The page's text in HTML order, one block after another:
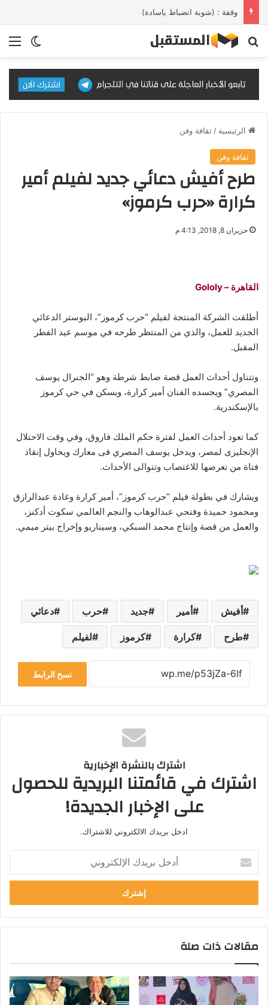
وقفة : (شوية انضباط ياسادة)
الوضع بحث عن
الرئيسية / ثقافة وفن
ثقافة وفن
طرح أفيش دعائي جديد لفيلم أمير
كرارة «حرب كرموز»
حزيران 8, 2018, 4:13 م
القاهرة – Gololy
أطلقت الشركة المنتجة لفيلم “حرب كرموز”، البوستر الدعائي
الجديد للعمل، والذي من المنتظر طرحه في موسم عيد الفطر
المقبل.
وتتناول أحداث العمل قصة ضابط شرطة وهو “الجنرال يوسف
المصري” ويجسده الفنان أمير كرارة، ويسكن في حي كرموز
بالإسكندرية.
كما تعود أحداث العمل لفترة حكم الملك فاروق، وفي وقت الاحتلال
الإنجليزى لمصر، ويدخل يوسف المصري فى معارك ويحاول إنقاذ
فتاة من تعرضها للاغتصاب وتتوالى الأحداث.
ويشارك في بطولة فيلم “حرب كرموز”، أمير كرارة وغادة عبدالرازق
ومحمود حميدة وفتحي عبدالوهاب والنجم العالمي سكوت أدكنز،
والعمل من قصة وإنتاج محمد السبكي، وسيناريو وإخراج بيتر ميمي.
أفيش أمير جديد حرب دعائي
طرح كرارة كرموز لفيلم
نسخ الرابط
اشترك بالنشرة الإخبارية
اشترك في قائمتنا البريدية للحصول
على الإخبار الجديدة!
ادخل بريدك الالكتروني للاشتراك.
خ
ب
ر
د
ا
مقالات ذات صلة